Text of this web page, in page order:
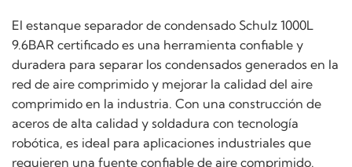
El estanque separador de condensado Schulz 1000L
9.6BAR certificado es una herramienta confiable y
duradera para separar los condensados generados en la
red de aire comprimido y mejorar la calidad del aire
comprimido en la industria. Con una construcción de
aceros de alta calidad y soldadura con tecnología
robótica, es ideal para aplicaciones industriales que
requieren una fuente confiable de aire comprimido.